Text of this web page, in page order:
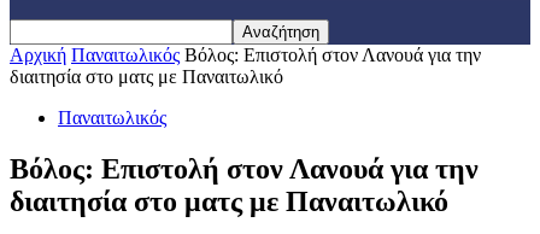
Αρχική Παναιτωλικός Βόλος: Επιστολή στον Λανουά για την
διαιτησία στο ματς με Παναιτωλικό
Παναιτωλικός
Βόλος: Επιστολή στον Λανουά για την
διαιτησία στο ματς με Παναιτωλικό